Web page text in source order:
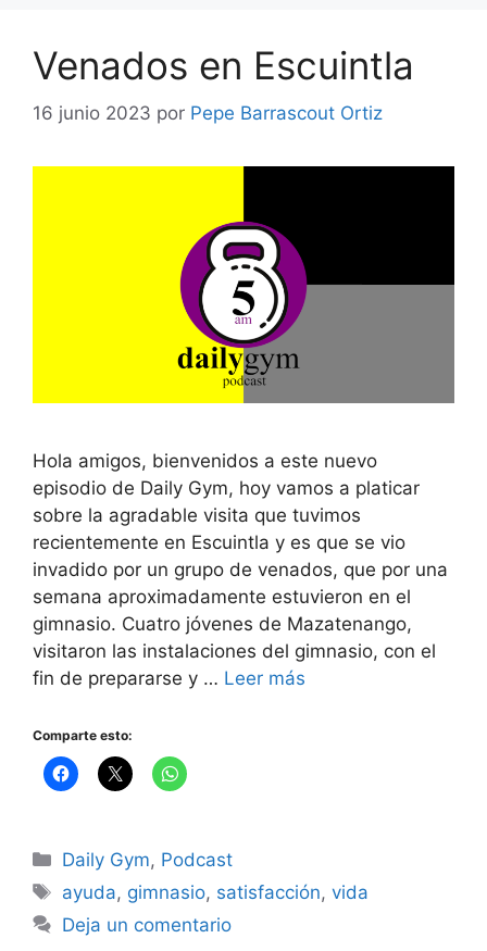
Venados en Escuintla
16 junio 2023 por Pepe Barrascout Ortiz
Hola amigos, bienvenidos a este nuevo
episodio de Daily Gym, hoy vamos a platicar
sobre la agradable visita que tuvimos
recientemente en Escuintla y es que se vio
invadido por un grupo de venados, que por una
semana aproximadamente estuvieron en el
gimnasio. Cuatro jóvenes de Mazatenango,
visitaron las instalaciones del gimnasio, con el
fin de prepararse y … Leer más
Comparte esto:
Categorías
Daily Gym, Podcast
Etiquetas
ayuda, gimnasio, satisfacción,vida
Deja un comentario